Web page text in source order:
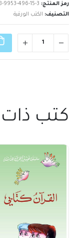
رمز المنتج: 9953-496-15-3
التصنيف: الكتب الورقية
كتب